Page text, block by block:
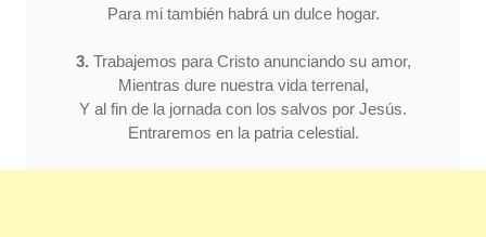
Para mi también habrá un dulce hogar.
3. Trabajemos para Cristo anunciando su amor,
Mientras dure nuestra vida terrenal,
Y al fin de la jornada con los salvos por Jesús.
Entraremos en la patria celestial.